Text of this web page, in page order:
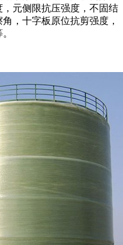
元侧限抗压强度，不固结
，十字板原位抗剪强度，